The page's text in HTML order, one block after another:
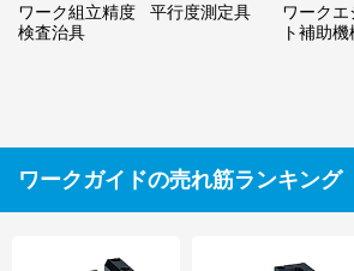
ワーク組立精度
検査治具
平行度測定具
ワークエ
ト補助機
ワークガイドの売れ筋ランキング